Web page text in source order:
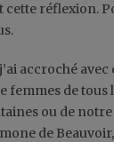
cette réflexion.
accroché
femmes de tous
ou de
de